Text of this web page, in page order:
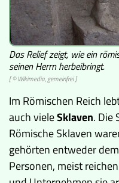
Das Relief zeigt, wie ein
seinen Herrn herbeibringt.
[ © Wikimedia, gemeinfrei ]
Im Römischen Reich
auch vieleSklaven. Die
Römische Sklaven
gehörten entweder
Personen, meist